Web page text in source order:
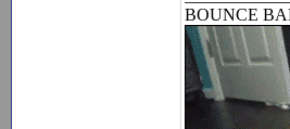
BOUNCE